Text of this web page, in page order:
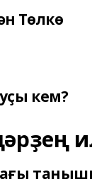
Төлкө
кем?